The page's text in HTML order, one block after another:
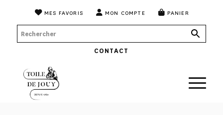
MES FAVORIS MON COMPTE PANIER
CONTACT